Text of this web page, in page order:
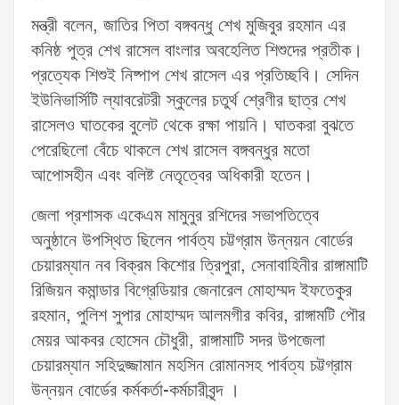
মন্ত্রী বলেন, জাতির পিতা বঙ্গবন্ধু শেখ মুজিবুর রহমান এর
কনিষ্ঠ পুত্র শেখ রাসেল বাংলার অবহেলিত শিশুদের প্রতীক।
প্রত্যেক শিশুই নিষ্পাপ শেখ রাসেল এর প্রতিচ্ছবি। সেদিন
ইউনিভার্সিটি ল্যাবরেটরী স্কুলের চতুর্থ শ্রেণীর ছাত্র শেখ
রাসেলও ঘাতকের বুলেট থেকে রক্ষা পায়নি। ঘাতকরা বুঝতে
পেরেছিলো বেঁচে থাকলে শেখ রাসেল বঙ্গবন্ধুর মতো
আপোসহীন এবং বলিষ্ট নেতৃত্বের অধিকারী হতেন।
জেলা প্রশাসক একেএম মামুনুর রশিদের সভাপতিত্বে
অনুষ্ঠানে উপস্থিত ছিলেন পার্বত্য চট্টগ্রাম উন্নয়ন বোর্ডের
চেয়ারম্যান নব বিক্রম কিশোর ত্রিপুরা, সেনাবাহিনীর রাঙ্গামাটি
রিজিয়ন কমান্ডার বিগ্রেডিয়ার জেনারেল মোহাম্মদ ইফতেকুর
রহমান, পুলিশ সুপার মোহাম্মদ আলমগীর কবির, রাঙ্গামটি পৌর
মেয়র আকবর হোসেন চৌধুরী, রাঙ্গামাটি সদর উপজেলা
চেয়ারম্যান সহিদুজ্জামান মহসিন রোমানসহ পার্বত্য চট্টগ্রাম
উন্নয়ন বোর্ডের কর্মকর্তা-কর্মচারীবৃন্দ ।